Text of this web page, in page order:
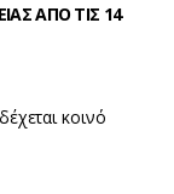
ΑΠΟ ΤΙΣ 14
κοινό